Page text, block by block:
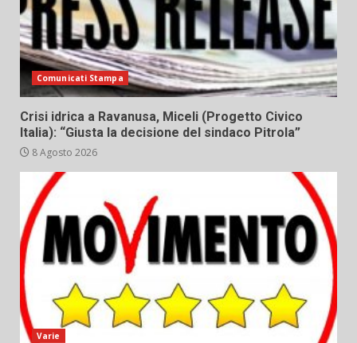
Comunicati Stampa
Crisi idrica a Ravanusa, Miceli (Progetto Civico
Italia): “Giusta la decisione del sindaco Pitrola”
8 Agosto 2026
Varie